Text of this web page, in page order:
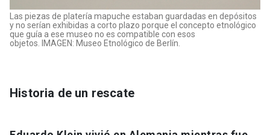
Las piezas de platería mapuche estaban guardadas en depósitos
y no serían exhibidas a corto plazo porque el concepto etnológico
que guía a ese museo no es compatible con esos
objetos. IMAGEN: Museo Etnológico de Berlín.
Historia de un rescate